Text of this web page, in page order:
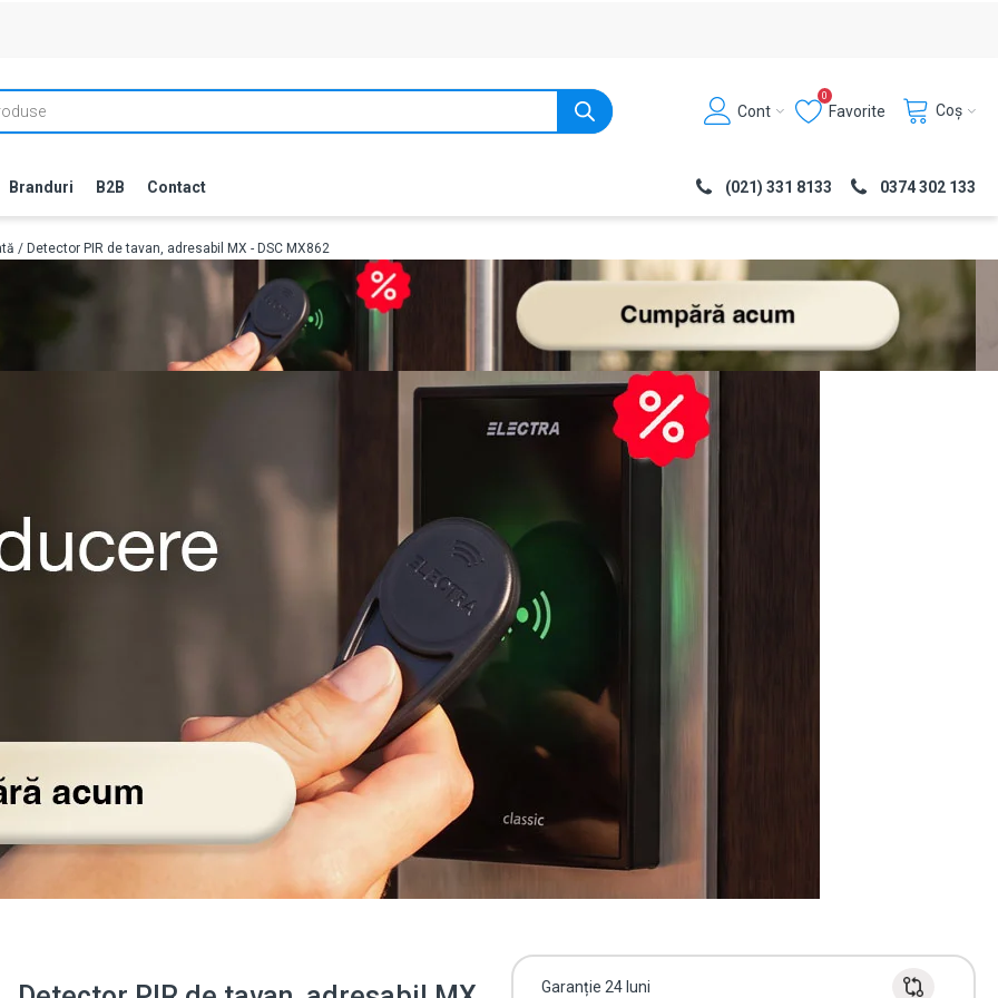
Cont
0
Favorite Coș
Branduri B2B Contact (021) 331 8133 0374 302 133
/ Detector PIR de tavan, adresabil MX - DSC MX862
Garanție 24 luni